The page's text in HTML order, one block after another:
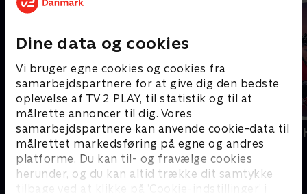
Dine data og cookies
Vi bruger egne cookies og cookies fra
samarbejdspartnere for at give dig den bedste
oplevelse af TV 2 PLAY, til statistik og til at
målrette annoncer til dig. Vores
samarbejdspartnere kan anvende cookie-data til
målrettet markedsføring på egne og andres
platforme. Du kan til- og fravælge cookies
herunder, og du kan altid trække dit samtykke
tilbage ved at klikke på ’Cookie-indstillinger’ i
Vinter-OL - Short Track
Skøjteløb
Vinter-OL -
Sport